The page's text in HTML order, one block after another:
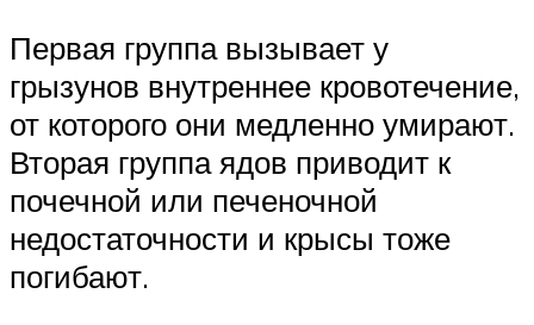
Первая группа вызывает у
грызунов внутреннее кровотечение,
от которого они медленно умирают.
Вторая группа ядов приводит к
почечной или печеночной
недостаточности и крысы тоже
погибают.